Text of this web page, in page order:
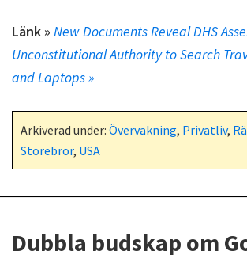
Länk » New Documents Reveal DHS
Unconstitutional Authority to Search
and Laptops »
Arkiverad under: Övervakning, Privatliv,
Storebror, USA
Dubbla budskap om